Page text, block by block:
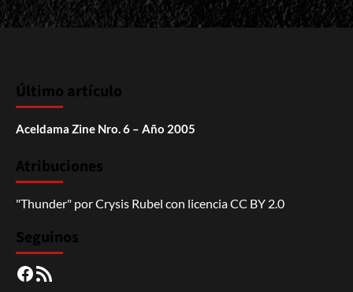
Último artículo
Aceldama Zine Nro. 6 – Año 2005
Atribuciones
"Thunder" porCrysis Rubel con licenciaCC BY 2.0
Seguinos
Facebook
RSS